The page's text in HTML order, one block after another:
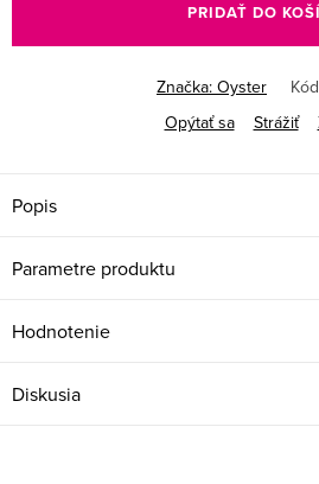
PRIDAŤ DO
Značka: Oyster
Opýtať sa
Strážiť
Popis
Parametre produktu
Hodnotenie
Diskusia